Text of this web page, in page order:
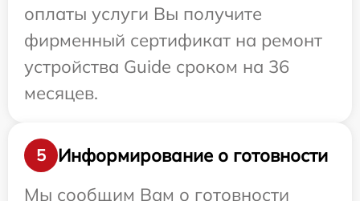
оплаты услуги Вы получите
фирменный сертификат на ремонт
устройства Guide сроком на 36
месяцев.
5
Информирование о готовности
Мы сообщим Вам о готовности